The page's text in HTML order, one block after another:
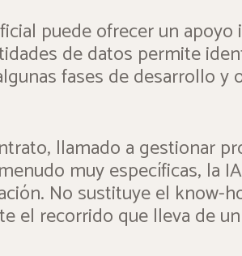
puede ofrecer un
de datos permite
fases de desarrollo y
llamado a gestionar
muy específicas, la
No sustituye el know-
el recorrido que lleva de